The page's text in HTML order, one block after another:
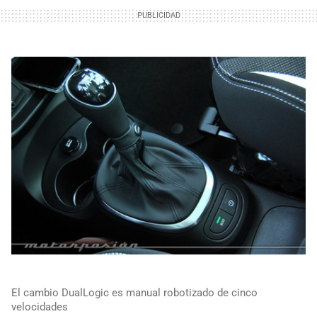
El cambio DualLogic es manual robotizado de cinco
velocidades